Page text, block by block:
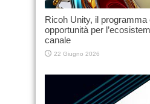
Ricoh Unity, il
opportunità per
canale
22 Giugno 2026